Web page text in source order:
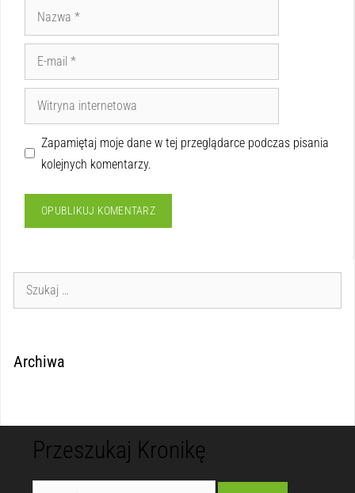
Zapamiętaj moje dane w tej przeglądarce podczas pisania
kolejnych komentarzy.
Archiwa
Przeszukaj Kronikę